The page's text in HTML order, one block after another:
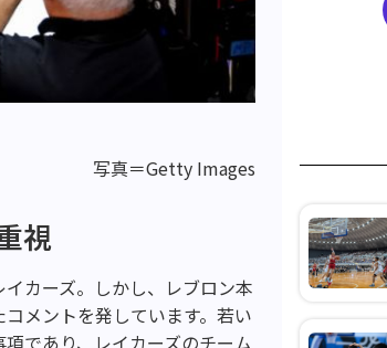
写真＝Getty Images
視
カーズ。しかし、レブロン本
メントを発しています。若い
であり、レイカーズのチーム